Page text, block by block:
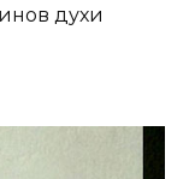
духи